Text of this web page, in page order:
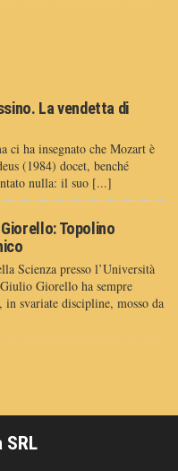
La vendetta di
ci ha insegnato che Mozart è
(1984) docet, benché
nulla: il suo [...]
Topolino
Scienza presso l’Università
Giorello ha sempre
in svariate discipline, mosso da
SRL